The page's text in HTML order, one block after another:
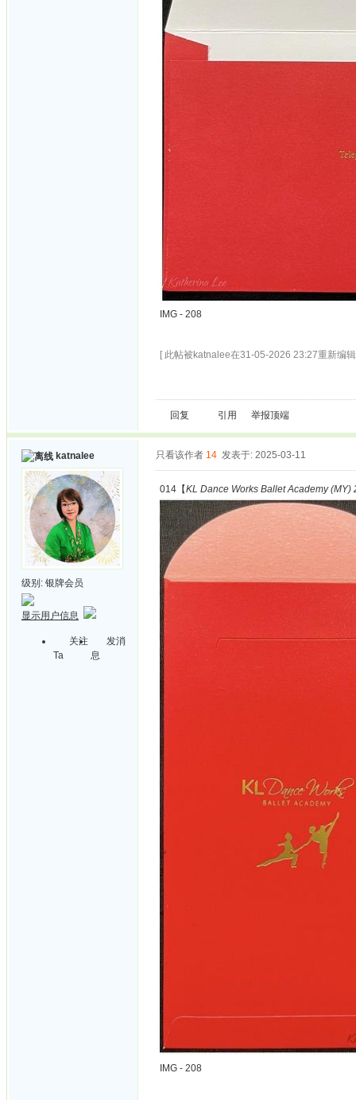
IMG - 208
[ 此帖被katnalee在31-05-2026 23:27重新编
回复 引用 举报顶端
katnalee
级别: 银牌会员
显示用户信息
关注
Ta
发消
息
只看该作者 14 发表于: 2025-03-11
014【KL Dance Works Ballet Academy (MY)
IMG - 208